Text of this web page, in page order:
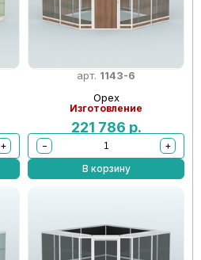
+
арт. 1143-6
Орех
Изготовление
221 786 р.
−
+
В корзину